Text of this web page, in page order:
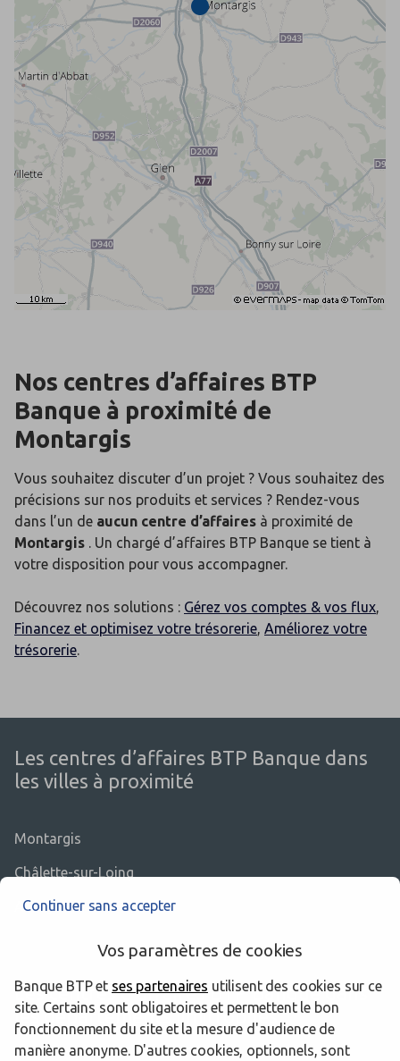
Nos centres d’affaires BTP
Banque à proximité de
Montargis
Vous souhaitez discuter d’un projet ? Vous souhaitez des
précisions sur nos produits et services ? Rendez-vous
dans l’un de aucun centre d’affaires à proximité de
Montargis . Un chargé d’affaires BTP Banque se tient à
votre disposition pour vous accompagner.
Découvrez nos solutions : Gérez vos comptes & vos flux,
Financez et optimisez votre trésorerie, Améliorez votre
trésorerie.
Les centres d’affaires BTP Banque dans
les villes à proximité
Montargis
Châlette-sur-Loing
Amilly
Les centres d’affaires BTP Banque dans
les départements limitrophes
Continuer sans accepter
Vos paramètres de cookies
Banque BTP et ses partenaires utilisent des cookies sur ce
site. Certains sont obligatoires et permettent le bon
fonctionnement du site et la mesure d'audience de
manière anonyme. D'autres cookies, optionnels, sont